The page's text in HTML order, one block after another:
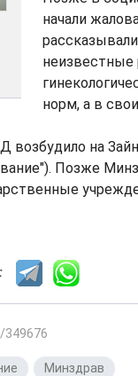
начали
неизвестные
норм, а в
возбудило на
Позже
349676
Минздрав